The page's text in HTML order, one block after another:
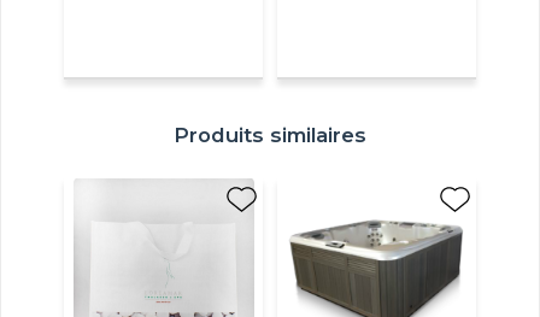
Produits similaires